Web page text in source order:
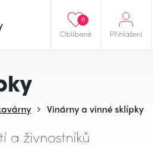
Oblíbené
0
Přihlášení
Vinárny a vinné sklípky
a živnostníků